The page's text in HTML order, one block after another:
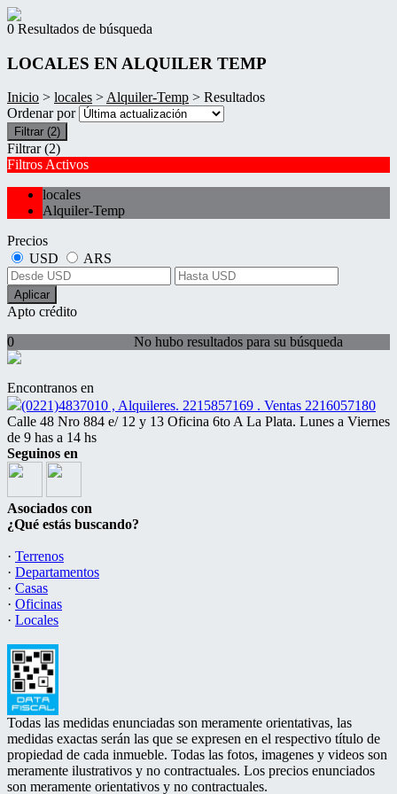
0 Resultados de búsqueda
LOCALES EN ALQUILER TEMP
Inicio > locales >Alquiler-Temp > Resultados
Ordenar por
Filtrar (2)
Filtrar (2)
Filtros Activos
locales
Alquiler-Temp
Precios
USD
ARS
Aplicar
Apto crédito
No hubo resultados para su búsqueda
0
Encontranos en
(0221)4837010 , Alquileres. 2215857169 . Ventas 2216057180
Calle 48 Nro 884 e/ 12 y 13 Oficina 6to A La Plata. Lunes a Viernes
de 9 has a 14 hs
Seguinos en
Asociados con
¿Qué estás buscando?
· Terrenos
· Departamentos
· Casas
· Oficinas
· Locales
Todas las medidas enunciadas son meramente orientativas, las
medidas exactas serán las que se expresen en el respectivo título de
propiedad de cada inmueble. Todas las fotos, imagenes y videos son
meramente ilustrativos y no contractuales. Los precios enunciados
son meramente orientativos y no contractuales.